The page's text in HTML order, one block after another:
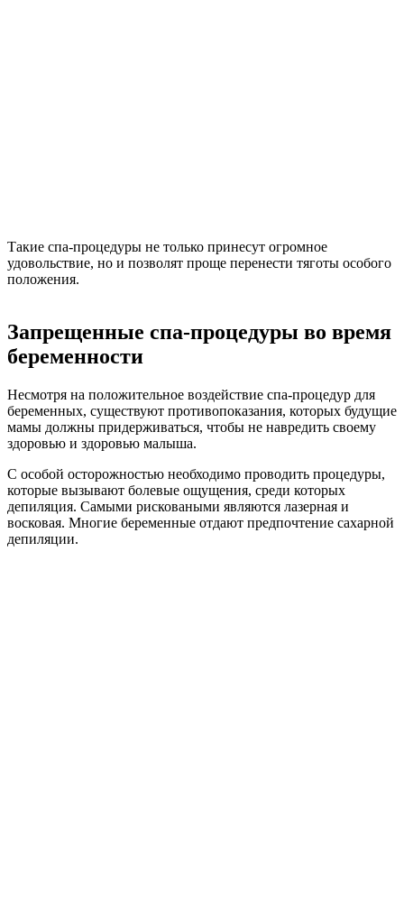
Такие спа-процедуры не только принесут огромное
удовольствие, но и позволят проще перенести тяготы особого
положения.
Запрещенные спа-процедуры во время
беременности
Несмотря на положительное воздействие спа-процедур для
беременных, существуют противопоказания, которых будущие
мамы должны придерживаться, чтобы не навредить своему
здоровью и здоровью малыша.
С особой осторожностью необходимо проводить процедуры,
которые вызывают болевые ощущения, среди которых
депиляция. Самыми рисковаными являются лазерная и
восковая. Многие беременные отдают предпочтение сахарной
депиляции.